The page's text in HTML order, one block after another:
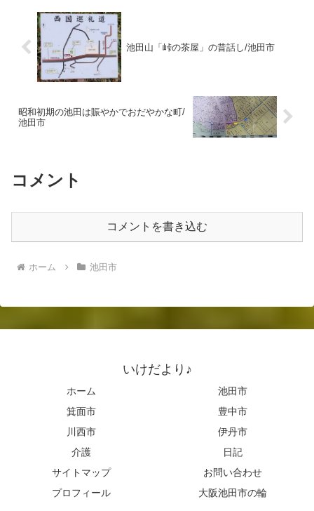
池田山「峠の茶屋」の昔話し/池田市
昭和初期の池田は賑やかでおだやかな町/
池田市
コメント
コメントを書き込む
ホーム 池田市
いけだより♪
ホーム
池田市
箕面市
豊中市
川西市
伊丹市
介護
日記
サイトマップ
お問い合わせ
プロフィール
大阪池田市の輪